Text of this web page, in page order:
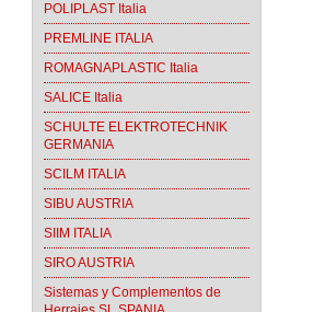
POLIPLAST Italia
PREMLINE ITALIA
ROMAGNAPLASTIC Italia
SALICE Italia
SCHULTE ELEKTROTECHNIK
GERMANIA
SCILM ITALIA
SIBU AUSTRIA
SIIM ITALIA
SIRO AUSTRIA
Sistemas y Complementos de